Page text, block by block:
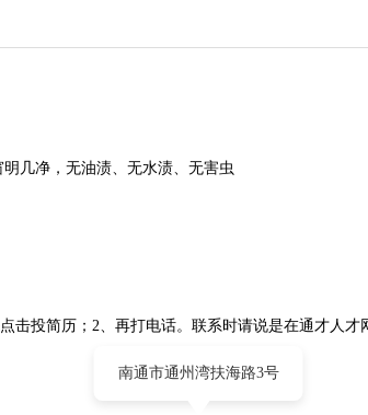
几净，无油渍、无水渍、无害虫
击投简历；2、再打电话。联系时请说是在通才人才
南通市通州湾扶海路3号